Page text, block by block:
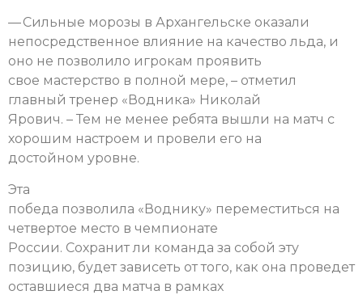
— Сильные морозы в Архангельске оказали
непосредственное влияние на качество льда, и
оно не позволило игрокам проявить
свое мастерство в полной мере, – отметил
главный тренер «Водника» Николай
Ярович. – Тем не менее ребята вышли на матч с
хорошим настроем и провели его на
достойном уровне.
Эта
победа позволила «Воднику» переместиться на
четвертое место в чемпионате
России. Сохранит ли команда за собой эту
позицию, будет зависеть от того, как она проведет
оставшиеся два матча в рамках